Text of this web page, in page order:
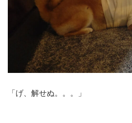
「げ、解せぬ。。。」